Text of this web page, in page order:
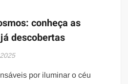
conheça as
descobertas
por iluminar o céu